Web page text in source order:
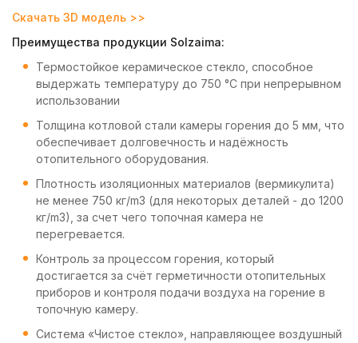
Скачать 3D модель >>
Преимущества продукции Solzaima:
Термостойкое керамическое стекло, способное
выдержать температуру до 750 °C при непрерывном
использовании
Толщина котловой стали камеры горения до 5 мм, что
обеспечивает долговечность и надёжность
отопительного оборудования.
Плотность изоляционных материалов (вермикулита)
не менее 750 кг/m3 (для некоторых деталей - до 1200
кг/m3), за счет чего топочная камера не
перегревается.
Контроль за процессом горения, который
достигается за счёт герметичности отопительных
приборов и контроля подачи воздуха на горение в
топочную камеру.
Система «Чистое стекло», направляющее воздушный